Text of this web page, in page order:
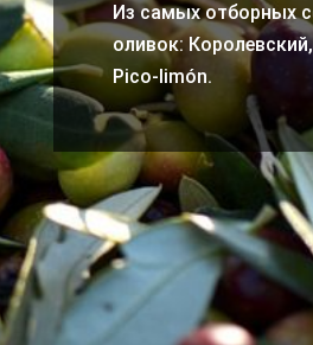
Из самых отборных
оливок:
Pico-limón.